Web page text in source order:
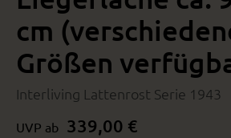
cm
Größen
Interliving Lattenrost Serie 1943
UVP ab 339,00 €